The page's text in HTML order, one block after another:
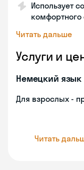
Использует
комфортного
Читать дальше
Услуги и
Немецкий язык
Для взрослых -
Читать